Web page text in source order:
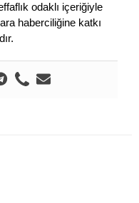
odaklı içeriğiyle
haberciliğine katkı